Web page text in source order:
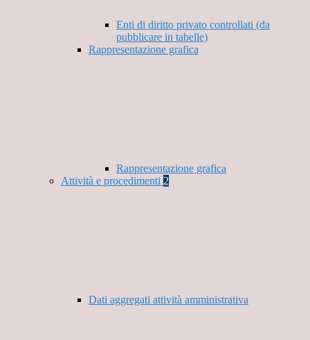
Enti di diritto privato controllati (da
pubblicare in tabelle)
Rappresentazione grafica
Rappresentazione grafica
Attività e procedimenti 2
Dati aggregati attività amministrativa